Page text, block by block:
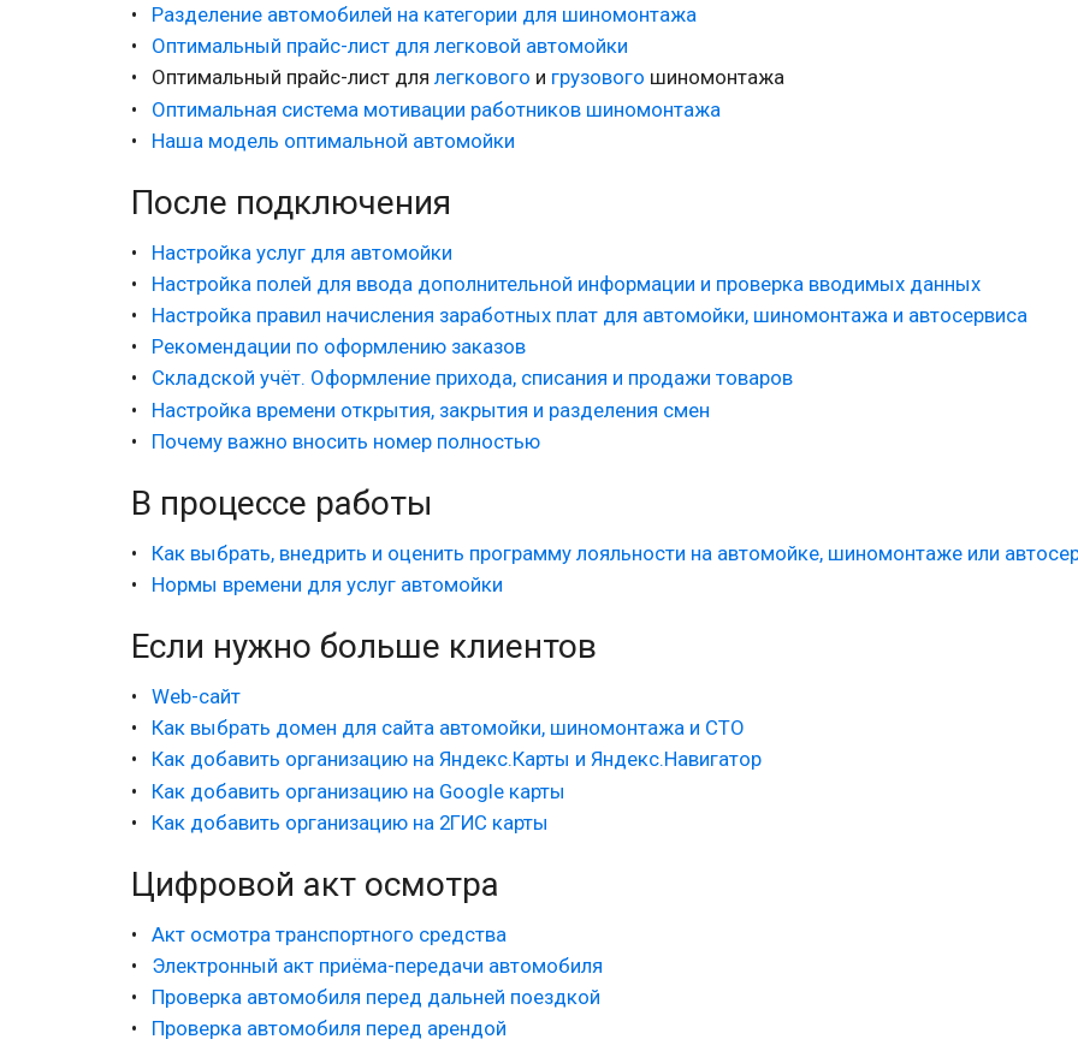
Разделение автомобилей на категории для шиномонтажа
Оптимальный прайс-лист для легковой автомойки
Оптимальный прайс-лист для легкового и грузового шиномонтажа
Оптимальная система мотивации работников шиномонтажа
Наша модель оптимальной автомойки
После подключения
Настройка услуг для автомойки
Настройка полей для ввода дополнительной информации и проверка вводимых данных
Настройка правил начисления заработных плат для автомойки, шиномонтажа и автосервиса
Рекомендации по оформлению заказов
Складской учёт. Оформление прихода, списания и продажи товаров
Настройка времени открытия, закрытия и разделения смен
Почему важно вносить номер полностью
В процессе работы
Как выбрать, внедрить и оценить программу лояльности на автомойке, шиномонтаже или
Нормы времени для услуг автомойки
Если нужно больше клиентов
Web-сайт
Как выбрать домен для сайта автомойки, шиномонтажа и СТО
Как добавить организацию на Яндекс.Карты и Яндекс.Навигатор
Как добавить организацию на Google карты
Как добавить организацию на 2ГИС карты
Цифровой акт осмотра
Акт осмотра транспортного средства
Электронный акт приёма-передачи автомобиля
Проверка автомобиля перед дальней поездкой
Проверка автомобиля перед арендой